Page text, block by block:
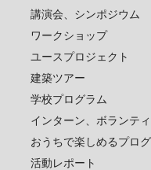
講演会、シンポジウム
ワークショップ
ユースプロジェクト
建築ツアー
学校プログラム
インターン、ボランテ
おうちで楽しめるプロ
活動レポート